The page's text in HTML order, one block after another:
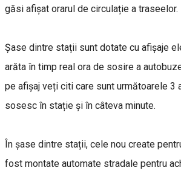
găsi afișat orarul de circulație a traseelor.
Șase dintre stații sunt dotate cu afișaje
arăta în timp real ora de sosire a
pe afișaj veți citi care sunt următoarele 3
sosesc în stație și în câteva minute.
În șase dintre stații, cele nou create
fost montate automate stradale pentru